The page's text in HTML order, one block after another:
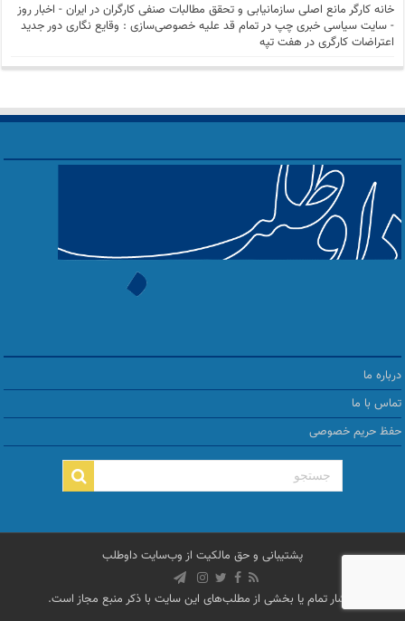
خانه کارگر مانع اصلی سازمانیابی و تحقق مطالبات صنفی کارگران در ایران - اخبار روز
- سايت سياسی خبری چپ درتمام قد علیه خصوصی‌سازی : وقایع نگاری دور جدید
اعتراضات کارگری در هفت تپه
درباره ما
تماس با ما
حفظ حریم خصوصی
پشتیبانی و حق مالکیت از وب‌سایت داوطلب
انتشار تمام یا بخشی از مطلب‌های این سایت با ذکر منبع مجاز است.